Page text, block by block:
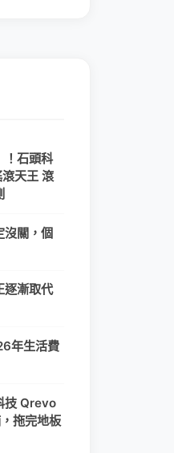
！石頭科
天王 滾
沒關，個
逐漸取代
年生活費
技 Qrevo
拖完地板